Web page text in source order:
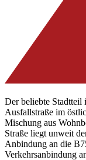
Der beliebte Stadtteil
Ausfallstraße im
Mischung aus
Straße liegt unweit
Anbindung an die
Verkehrsanbindung